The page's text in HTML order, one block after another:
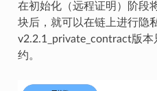
在初始化（远程证明）阶段
块后，就可以在链上进行隐
v2.2.1_private_contract版
约。